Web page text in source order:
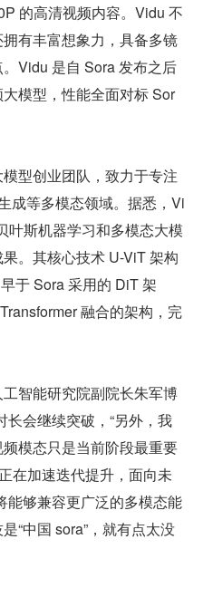
的高清视频内容。Vidu 不
有丰富想象力，具备多镜
Vidu 是自 Sora 发布之后
模型，性能全面对标 Sor
型创业团队，致力于专注
成等多模态领域。据悉，Vi
叶斯机器学习和多模态大模
。其核心技术 U-ViT 架构
于 Sora 采用的 DiT 架
融合的架构，完
智能研究院副院长朱军博
会继续突破，“另外，我
模态只是当前阶段最重要
在加速迭代提升，面向未
能够兼容更广泛的多模态能
“中国 sora”，就有点太没